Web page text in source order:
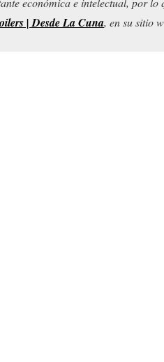
| Desde La Cuna, en su sitio